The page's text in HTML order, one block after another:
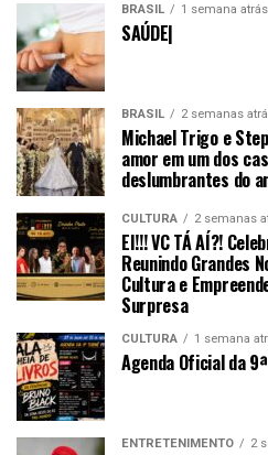
BRASIL 1 semana atrás
SAÚDE|
BRASIL 2 semanas
Michael Trigo e
amor em um dos
deslumbrantes do
CULTURA 2 semanas
EI!!! VC TÁ AÍ?!
Reunindo Grandes
Cultura e
Surpresa
CULTURA 1 semana
Agenda Oficial da
ENTRETENIMENTO 2